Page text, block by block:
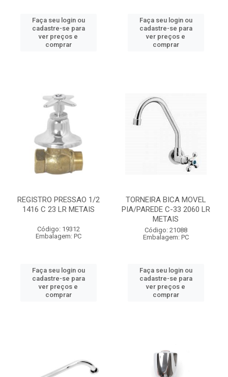
Faça seu login ou
cadastre-se para
ver preços e
comprar
Faça seu login ou
cadastre-se para
ver preços e
comprar
REGISTRO PRESSAO 1/2
1416 C 23 LR METAIS
Código: 19312
Embalagem: PC
Faça seu login ou
cadastre-se para
ver preços e
comprar
TORNEIRA BICA MOVEL
PIA/PAREDE C-33 2060 LR
METAIS
Código: 21088
Embalagem: PC
Faça seu login ou
cadastre-se para
ver preços e
comprar